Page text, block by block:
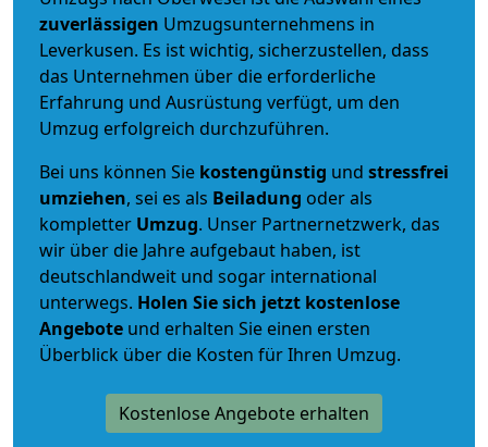
zuverlässigen Umzugsunternehmens in
Leverkusen. Es ist wichtig, sicherzustellen, dass
das Unternehmen über die erforderliche
Erfahrung und Ausrüstung verfügt, um den
Umzug erfolgreich durchzuführen.
Bei uns können Sie kostengünstig und stressfrei
umziehen, sei es als Beiladung oder als
kompletter Umzug. Unser Partnernetzwerk, das
wir über die Jahre aufgebaut haben, ist
deutschlandweit und sogar international
unterwegs. Holen Sie sich jetzt kostenlose
Angebote und erhalten Sie einen ersten
Überblick über die Kosten für Ihren Umzug.
Kostenlose Angebote erhalten